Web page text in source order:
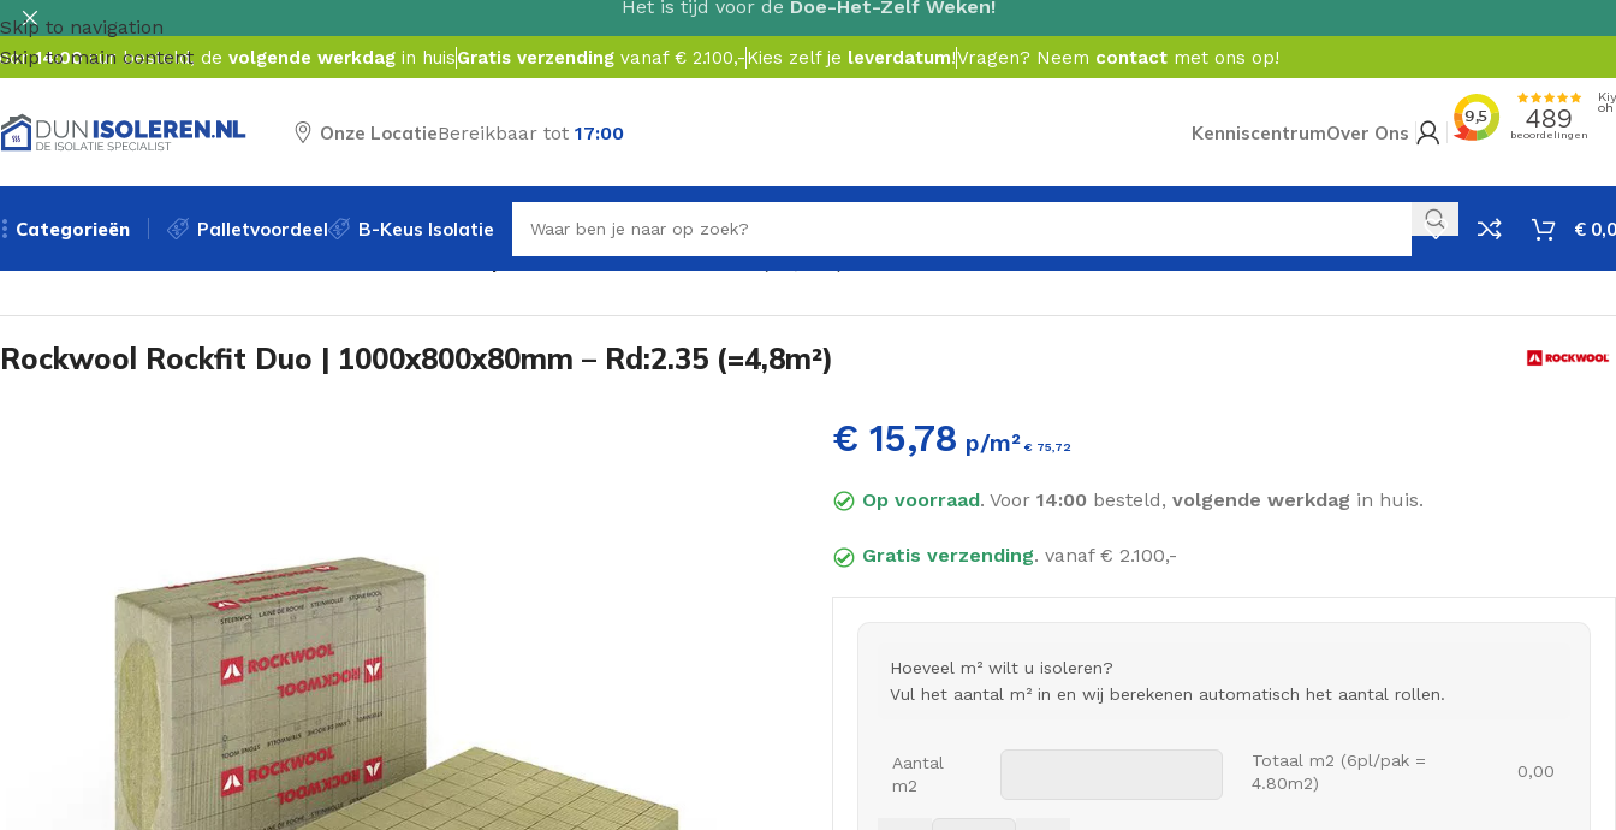
Skip to navigation
Skip to main content
Het is tijd voor de Doe-Het-Zelf Weken!
14:00uur besteld, de volgende werkdag in huisGratis verzending vanaf € 2.100,-Kies zelf je leverdatum!Vragen? Neem contact met ons op!
Onze LocatieBereikbaar tot 17:00 KenniscentrumOver Ons
Categorieën Palletvoordeel B-Keus Isolatie €
Rockwool Rockfit Duo | 1000x800x80mm – Rd:2.35 (=4,8m²)
Rockwool Rockfit Duo | 1000x800x80mm – Rd:2.35 (=4,8m²)
€ 15,78 p/m² € 75,72
Op voorraad. Voor 14:00 besteld, volgende werkdag in huis.
Gratis verzending. vanaf € 2.100,-
Hoeveel m² wilt u isoleren?
Vul het aantal m² in en wij berekenen automatisch het aantal rollen.
Aantal
m2
Totaal m2 (6pl/pak =
4.80m2)
0,00